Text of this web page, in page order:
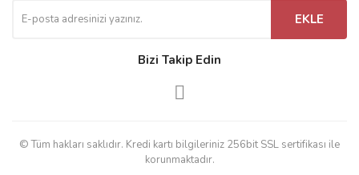
EKLE
Bizi Takip Edin
© Tüm hakları saklıdır. Kredi kartı bilgileriniz 256bit SSL sertifikası ile
korunmaktadır.